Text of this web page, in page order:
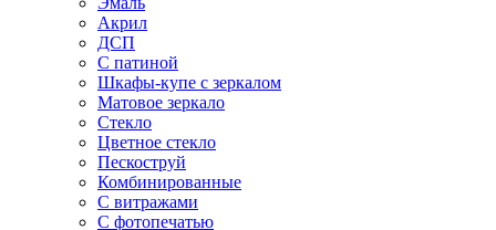
Акрил
ДСП
С патиной
Шкафы-купе с зеркалом
Матовое зеркало
Стекло
Цветное стекло
Пескоструй
Комбинированные
С витражами
С фотопечатью